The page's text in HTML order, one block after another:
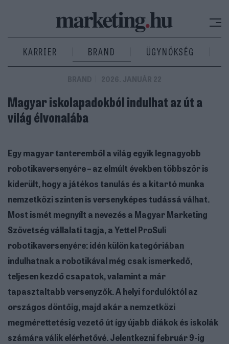
KARRIER BRAND ÜGYNÖKSÉG
Magyar iskolapadokból indulhat az út a
világ élvonalába
Egy magyar tanteremből a világ egyik legnagyobb
robotikaversenyére – az elmúlt években többször is
kiderült, hogy a játékos tanulás és a kitartó munka
nemzetközi szinten is versenyképes tudássá válhat.
Most ismét megnyílt a nevezés a Magyar Marketing
Szövetség vállalati tagja, a Yettel ProSuli
robotikaversenyére: idén külön kategóriában
indulhatnak a robotikával még csak ismerkedő,
teljesen kezdő csapatok, valamint a már
tapasztaltabb versenyzők. A helyi fordulóktól az
országos döntőig, majd akár a nemzetközi
megmérettetésig vezető út így újabb diákok és iskolák
számára válik elérhetővé. Jelentkezni február 9-ig